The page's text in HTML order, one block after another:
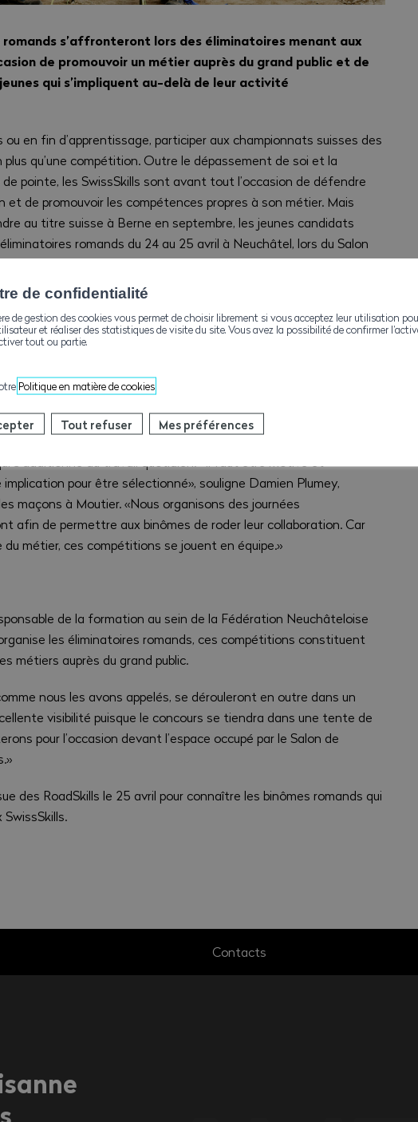
romands s’affronteront lors des éliminatoires menant aux
de promouvoir un métier auprès du grand public et de
qui s’impliquent au-delà de leur activité
ou en fin d’apprentissage, participer aux championnats suisses des
qu’une compétition. Outre le dépassement de soi et la
pointe, les SwissSkills sont avant tout l’occasion de défendre
et de promouvoir les compétences propres à son métier. Mais
au titre suisse à Berne en septembre, les jeunes candidats
romands du 24 au 25 avril à Neuchâtel, lors du Salon
lors de l’événement, deux du Jura, trois de Neuchâtel, un
ainsi qu’un mixte de Fribourg et Vaud. Une belle répartition
ainsi à l’ensemble des cantons romands de prendre part à la
pour les SwissSkills 2025 qui se tiendront à Berne du 17 au 21
il faudra terminer sur les deux premières marches du podium lors
binôme pouvant être appelé en cas de nécessité.
à ces éliminatoires romands implique déjà de suivre un
s’additionne au travail quotidien. «Il faut être motivé et
pour être sélectionné», souligne Damien Plumey,
maçons à Moutier. «Nous organisons des journées
afin de permettre aux binômes de roder leur collaboration. Car
métier, ces compétitions se jouent en équipe.»
de la formation au sein de la Fédération Neuchâteloise
les éliminatoires romands, ces compétitions constituent
métiers auprès du grand public.
nous les avons appelés, se dérouleront en outre dans un
visibilité puisque le concours se tiendra dans une tente de
pour l’occasion devant l’espace occupé par le Salon de
des RoadSkills le 25 avril pour connaître les binômes romands qui
Contacts
de confidentialité
de gestion des cookies vous permet de choisir librement si vous acceptez leur utilisation
et réaliser des statistiques de visite du site. Vous avez la possibilité de confirmer
tout ou partie.
Politique en matière de cookies
Tout refuser Mes préférences